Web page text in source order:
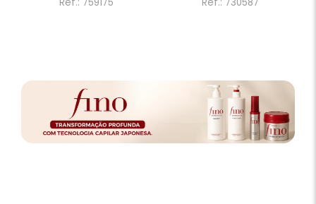
Ref.: 759175 Ref.: 730587